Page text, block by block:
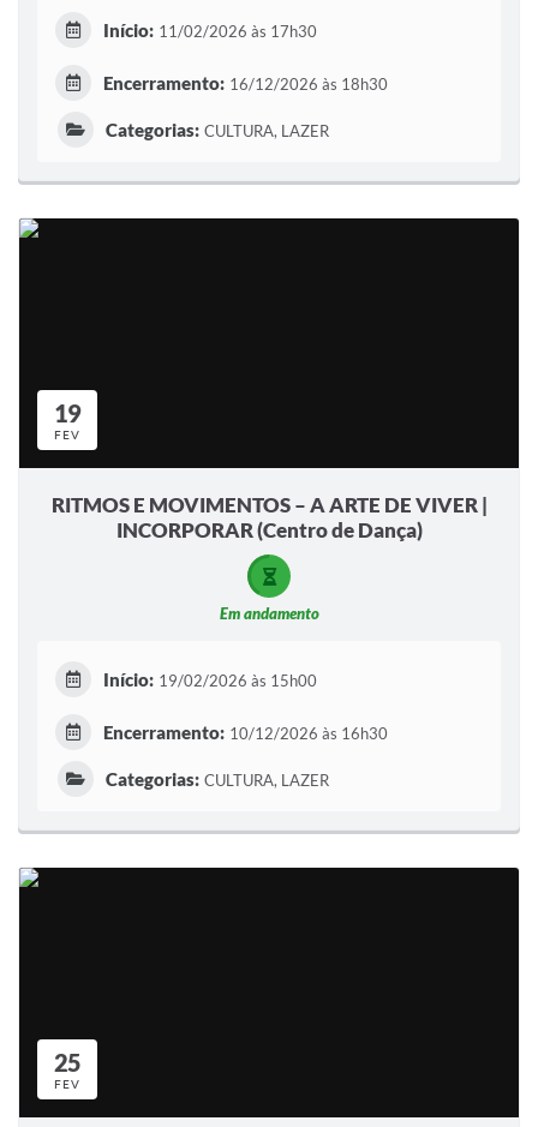
Início: 11/02/2026 às 17h30
Encerramento: 16/12/2026 às 18h30
Categorias: CULTURA, LAZER
19
FEV
RITMOS E MOVIMENTOS – A ARTE DE VIVER |
INCORPORAR (Centro de Dança)
Em andamento
Início: 19/02/2026 às 15h00
Encerramento: 10/12/2026 às 16h30
Categorias: CULTURA, LAZER
25
FEV